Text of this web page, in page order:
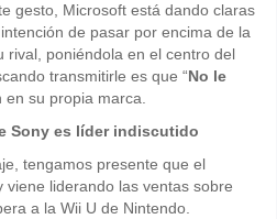
gesto, Microsoft está dando claras
de pasar por encima de la
rival, poniéndola en el centro del
transmitirle es que “No le
en su propia marca.
Sony es líder indiscutido
tengamos presente que el
viene liderando las ventas sobre
a la Wii U de Nintendo.